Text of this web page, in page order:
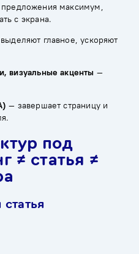
максимум,
с экрана.
главное, ускоряют
визуальные акценты —
— завершает страницу и
под
≠ статья ≠